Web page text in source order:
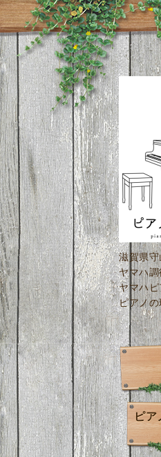
滋賀県
ヤマハ
ヤマハ
ピアノ
ピ